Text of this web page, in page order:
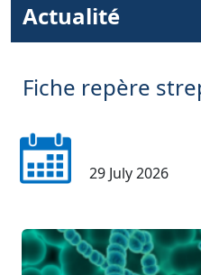
Actualité
Fiche repère
29 July 2026